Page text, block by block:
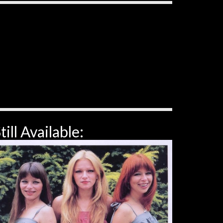
Available: